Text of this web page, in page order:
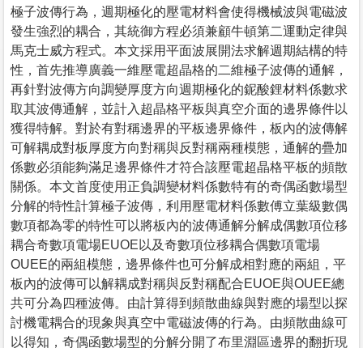
極子波傳行為，週期極化的壓電材料會使得機械波與電磁波
發生強烈的耦合，其統御方程必須兼顧牛頓第二運動定律與
馬克士威方程式。本文採用平面波展開法求解週期結構的特
性，首先推導廣義一維壓電超晶格的二維極子波傳的通解，
再針對波傳方向調變厚度方向週期極化的鈮酸鋰材料係數求
取其波傳通解，並計入超晶格平板與真空介面的邊界條件以
獲得特解。對於有對稱邊界的平板邊界條件，板內的波傳解
可解耦成對板厚度方向對稱與反對稱兩種模態，通解的疊加
係數必須能夠滿足邊界條件才符合該壓電超晶格平板的頻散
關係。本文首度使用正負調變材料係數特有的奇偶函數場型
分解的特性計算極子波傳，利用壓電材料係數傅立葉級數偶
數項都為零的特性可以將板內的波傳通解分解成偶數項位移
耦合奇數項電場EUOE以及奇數項位移耦合偶數項電場
OUEE的兩組模態，邊界條件也可分解成相對應的兩組，平
板內的波傳可以解耦成對稱與反對稱配合EUOE與OUEE總
共可分為四種波傳。由計算得到頻散曲線與對應的場型以探
討機電耦合的現象與真空中電磁波傳的行為。由頻散曲線可
以得知，奇偶函數場型的分解分開了布里淵區邊界的翻折現